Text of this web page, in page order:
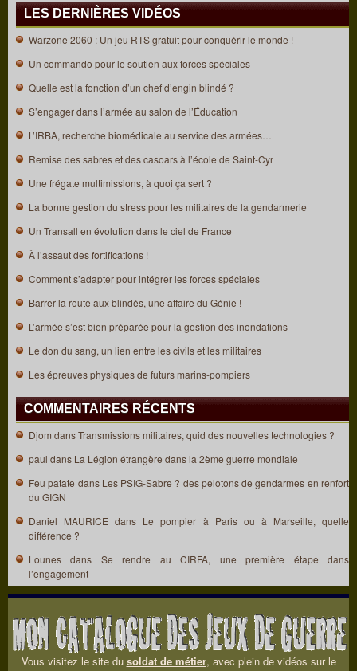
LES DERNIÈRES VIDÉOS
Warzone 2060 : Un jeu RTS gratuit pour conquérir le monde !
Un commando pour le soutien aux forces spéciales
Quelle est la fonction d’un chef d’engin blindé ?
S’engager dans l’armée au salon de l’Éducation
L’IRBA, recherche biomédicale au service des armées…
Remise des sabres et des casoars à l’école de Saint-Cyr
Une frégate multimissions, à quoi ça sert ?
La bonne gestion du stress pour les militaires de la gendarmerie
Un Transall en évolution dans le ciel de France
À l’assaut des fortifications !
Comment s’adapter pour intégrer les forces spéciales
Barrer la route aux blindés, une affaire du Génie !
L’armée s’est bien préparée pour la gestion des inondations
Le don du sang, un lien entre les civils et les militaires
Les épreuves physiques de futurs marins-pompiers
COMMENTAIRES RÉCENTS
Djom dansTransmissions militaires, quid des nouvelles technologies ?
paul dans La Légion étrangère dans la 2ème guerre mondiale
Feu patate dans Les PSIG-Sabre ? des pelotons de gendarmes en renfort
du GIGN
Daniel MAURICE dans Le pompier à Paris ou à Marseille, quelle
différence ?
Lounes dans Se rendre au CIRFA, une première étape dans
l’engagement
Vous visitez le site du soldat de métier, avec plein de vidéos sur le